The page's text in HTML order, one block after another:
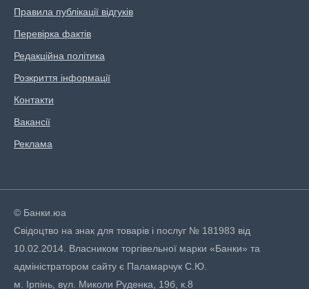
Правила публікації відгуків
Перевірка фактів
Редакційна політика
Розкриття інформації
Контакти
Вакансії
Реклама
© Банки.юа
Свідоцтво на знак для товарів і послуг № 181983 від
10.02.2014. Власником торгівельної марки «Банки» та
адміністратором сайту є Паламарчук С.Ю.
м. Ірпінь, вул. Миколи Руденка, 19б, к.8